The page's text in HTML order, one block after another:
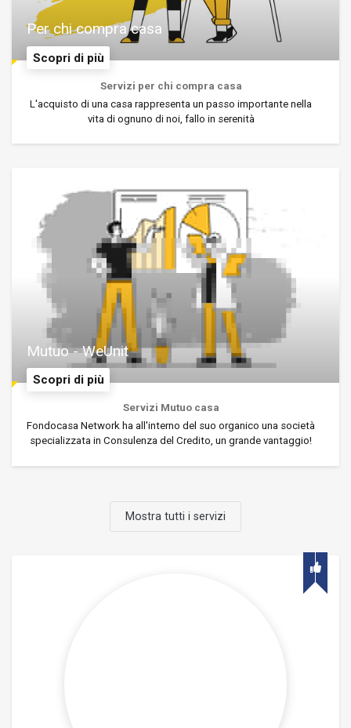
Scopri di più
Per chi compra casa
Servizi per chi compra casa
L'acquisto di una casa rappresenta un passo importante nella
vita di ognuno di noi, fallo in serenità
Scopri di più
Mutuo - WeUnit
Servizi Mutuo casa
Fondocasa Network ha all'interno del suo organico una società
specializzata in Consulenza del Credito, un grande vantaggio!
Mostra tutti i servizi